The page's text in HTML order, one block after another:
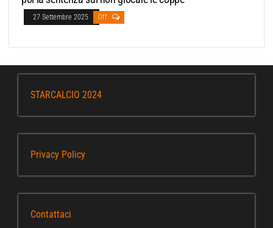
27 Settembre 2025 Off
STARCALCIO 2024
Privacy Policy
Contattaci